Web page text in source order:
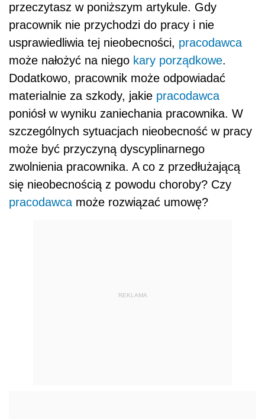
przeczytasz w poniższym artykule. Gdy
pracownik nie przychodzi do pracy i nie
usprawiedliwia tej nieobecności, pracodawca
może nałożyć na niego kary porządkowe.
Dodatkowo, pracownik może odpowiadać
materialnie za szkody, jakie pracodawca
poniósł w wyniku zaniechania pracownika. W
szczególnych sytuacjach nieobecność w pracy
może być przyczyną dyscyplinarnego
zwolnienia pracownika. A co z przedłużającą
się nieobecnością z powodu choroby? Czy
pracodawca może rozwiązać umowę?
REKLAMA